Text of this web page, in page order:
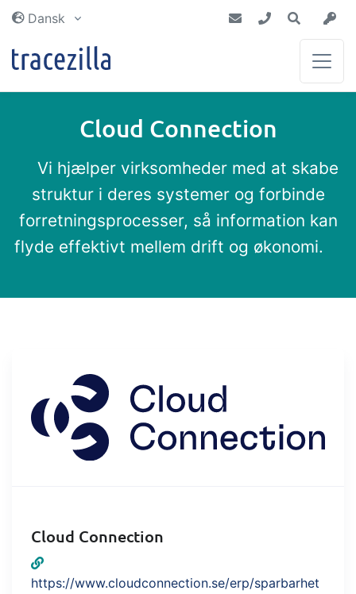
Dansk
Lager og planlægning
Få en opdateret lagerbeholdning og
planlæg indkøb og produktion med
sikker hånd
Produktion og
opskrifter
udbytteberegning hjælper dig sikkert
indtjening
Få fuldt indblik i økonomien i
forbindelse med handel og produktion
Salg og indkøb
forbundet med samhandel
kvalitetsstyring
Sammen gør vi en forskel
Integrationer
Vi er forbundet med din omverden
Blog
Få de seneste nyheder fra tracezilla
Vejledninger
Dokumentation af tracezilla
Lær ofte brugte begreber
API integration, brugerdefinerede
dokumenter m.m.
Cloud Connection
Vi hjælper virksomheder med at skabe
struktur i deres systemer og forbinde
forretningsprocesser, så information kan
flyde effektivt mellem drift og økonomi.
Cloud Connection
https://www.cloudconnection.se/erp/sparbarhet